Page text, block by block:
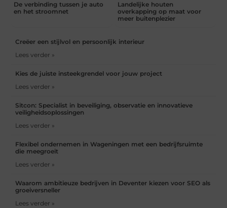
De verbinding tussen je auto
en het stroomnet
Landelijke houten
overkapping op maat voor
meer buitenplezier
Creëer een stijlvol en persoonlijk interieur
Lees verder »
Kies de juiste insteekgrendel voor jouw project
Lees verder »
Sitcon: Specialist in beveiliging, observatie en innovatieve
veiligheidsoplossingen
Lees verder »
Flexibel ondernemen in Wageningen met een bedrijfsruimte
die meegroeit
Lees verder »
Waarom ambitieuze bedrijven in Deventer kiezen voor SEO als
groeiversneller
Lees verder »